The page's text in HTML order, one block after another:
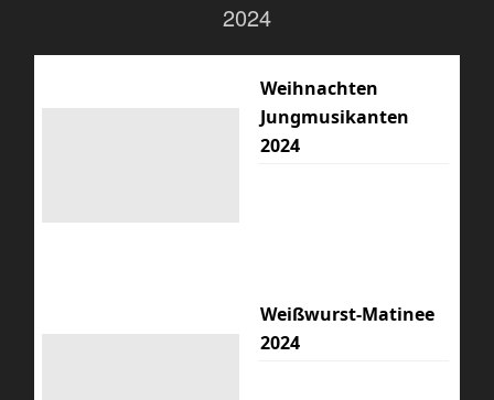
2024
Weihnachten
Jungmusikanten
2024
Weißwurst-Matinee
2024